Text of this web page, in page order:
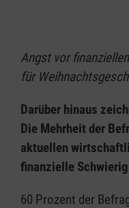
Angst vor
für
Darüber hinaus
Die Mehrheit der
aktuellen
finanzielle
60 Prozent der